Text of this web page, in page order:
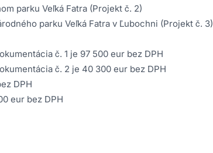
parku Veľká Fatra (Projekt č. 2)
parku Veľká Fatra v Ľubochni (Projekt č. 3)
č. 1 je 97 500 eur bez DPH
č. 2 je 40 300 eur bez DPH
DPH
eur bez DPH